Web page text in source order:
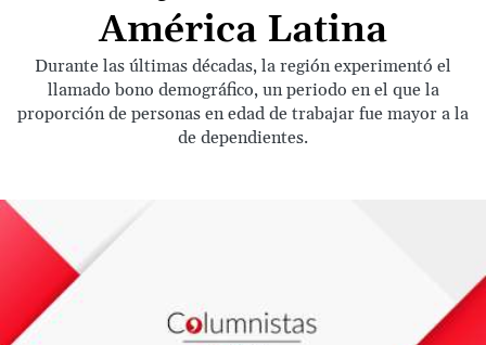
América Latina
Durante las últimas décadas, la región experimentó el
llamado bono demográfico, un periodo en el que la
proporción de personas en edad de trabajar fue mayor a la
de dependientes.